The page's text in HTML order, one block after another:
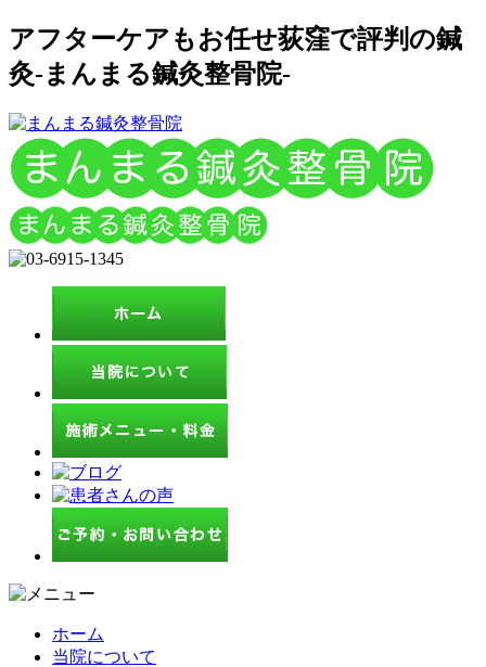
アフターケアもお任せ荻窪で評判の鍼
灸-まんまる鍼灸整骨院-
ホーム
当院について